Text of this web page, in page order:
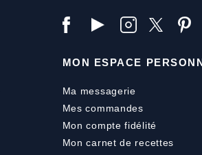
MON ESPACE
Ma messagerie
Mes commandes
Mon compte fidélité
Mon carnet de recettes